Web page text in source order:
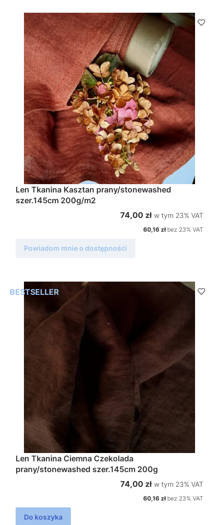
Len Tkanina Kasztan prany/stonewashed
szer.145cm 200g/m2
Cena brutto
74,00 zł w tym %s VAT
w tym 23% VAT
Cena netto
60,16 zł bez 23% VAT
Powiadom mnie o dostępności
BESTSELLER
Len Tkanina Ciemna Czekolada
prany/stonewashed szer.145cm 200g
Cena brutto
74,00 zł w tym %s VAT
w tym 23% VAT
Cena netto
60,16 zł bez 23% VAT
Do koszyka